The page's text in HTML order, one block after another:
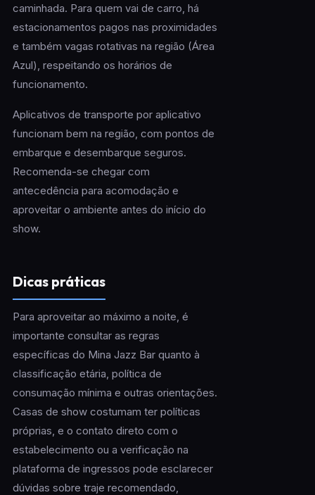
caminhada. Para quem vai de carro, há
estacionamentos pagos nas proximidades
e também vagas rotativas na região (Área
Azul), respeitando os horários de
funcionamento.
Aplicativos de transporte por aplicativo
funcionam bem na região, com pontos de
embarque e desembarque seguros.
Recomenda-se chegar com
antecedência para acomodação e
aproveitar o ambiente antes do início do
show.
Dicas práticas
Para aproveitar ao máximo a noite, é
importante consultar as regras
específicas do Mina Jazz Bar quanto à
classificação etária, política de
consumação mínima e outras orientações.
Casas de show costumam ter políticas
próprias, e o contato direto com o
estabelecimento ou a verificação na
plataforma de ingressos pode esclarecer
dúvidas sobre traje recomendado,